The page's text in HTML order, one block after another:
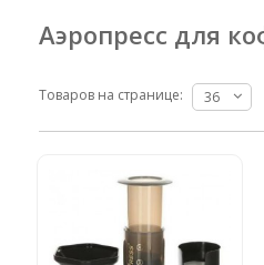
Кофе в зернах свежей обжарки
Кофе в зернах хит
Аэропресс для
Товаров на странице: 36